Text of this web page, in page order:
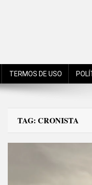
TERMOS DE USO
TAG: CRONISTA